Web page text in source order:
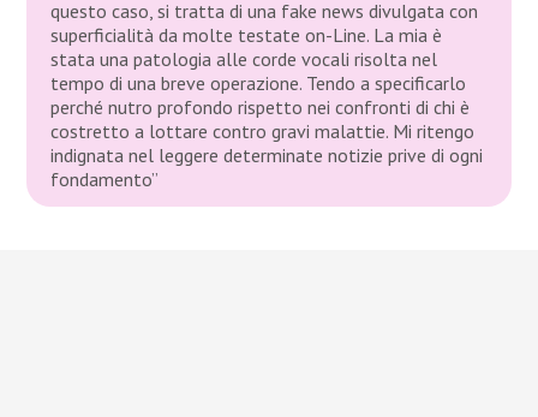
questo caso, si tratta di una fake news divulgata con
superficialità da molte testate on-Line. La mia è
stata una patologia alle corde vocali risolta nel
tempo di una breve operazione. Tendo a specificarlo
perché nutro profondo rispetto nei confronti di chi è
costretto a lottare contro gravi malattie. Mi ritengo
indignata nel leggere determinate notizie prive di ogni
fondamento”